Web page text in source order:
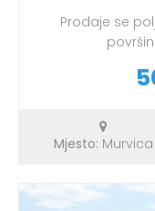
Prodaje se
Mjesto: Murvica